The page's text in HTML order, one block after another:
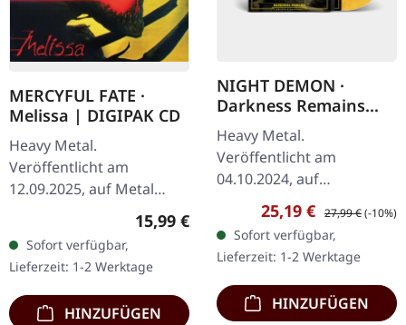
MERCYFUL FATE ·
Melissa | DIGIPAK CD
Heavy Metal.
Veröffentlicht am
12.09.2025, auf Metal
Blade Records. CD im
DigiPak. "Melissa" ist ein
monumentales Kapitel in
den Annalen der…
Regulärer Preis:
15,99 €
Sofort verfügbar,
Lieferzeit: 1-2 Werktage
HINZUFÜGEN
NIGHT DEMON ·
Darkness Remains
(Deluxe & Expaned) |
MARBLED LP
Heavy Metal.
Veröffentlicht am
04.10.2024, auf
Steamhammer. Rot/Gelb
marmoriertes Vinyl.
Deluxe Remaster Version
mit zwei Bonus-Songs.
"Darkness…
Verkaufspreis:
25,19 € Regulärer Preis:
27,99 €(-10%)
Sofort verfügbar,
Lieferzeit: 1-2 Werktage
HINZUFÜGEN